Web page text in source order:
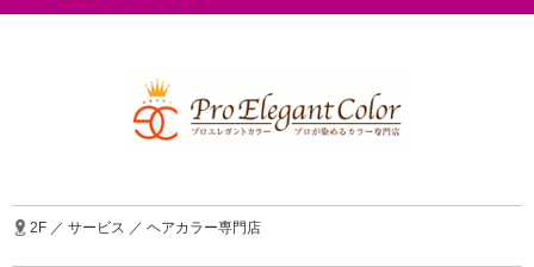
2F ／ サービス ／ ヘアカラー専門店